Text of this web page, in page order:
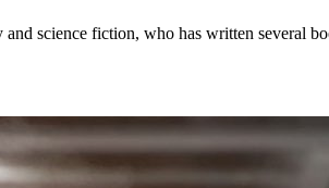
science fiction, who has written several